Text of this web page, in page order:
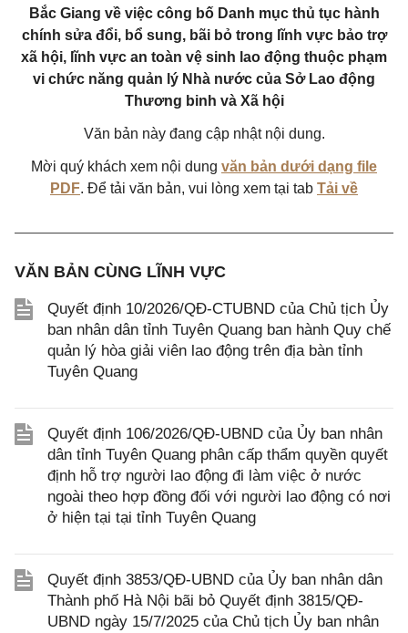
Bắc Giang về việc công bố Danh mục thủ tục hành
chính sửa đổi, bổ sung, bãi bỏ trong lĩnh vực bảo trợ
xã hội, lĩnh vực an toàn vệ sinh lao động thuộc phạm
vi chức năng quản lý Nhà nước của Sở Lao động
Thương binh và Xã hội
Văn bản này đang cập nhật nội dung.
Mời quý khách xem nội dung văn bản dưới dạng file
PDF. Để tải văn bản, vui lòng xem tại tab Tải về
VĂN BẢN CÙNG LĨNH VỰC
Quyết định 10/2026/QĐ-CTUBND của Chủ tịch Ủy
ban nhân dân tỉnh Tuyên Quang ban hành Quy chế
quản lý hòa giải viên lao động trên địa bàn tỉnh
Tuyên Quang
Quyết định 106/2026/QĐ-UBND của Ủy ban nhân
dân tỉnh Tuyên Quang phân cấp thẩm quyền quyết
định hỗ trợ người lao động đi làm việc ở nước
ngoài theo hợp đồng đối với người lao động có nơi
ở hiện tại tại tỉnh Tuyên Quang
Quyết định 3853/QĐ-UBND của Ủy ban nhân dân
Thành phố Hà Nội bãi bỏ Quyết định 3815/QĐ-
UBND ngày 15/7/2025 của Chủ tịch Ủy ban nhân